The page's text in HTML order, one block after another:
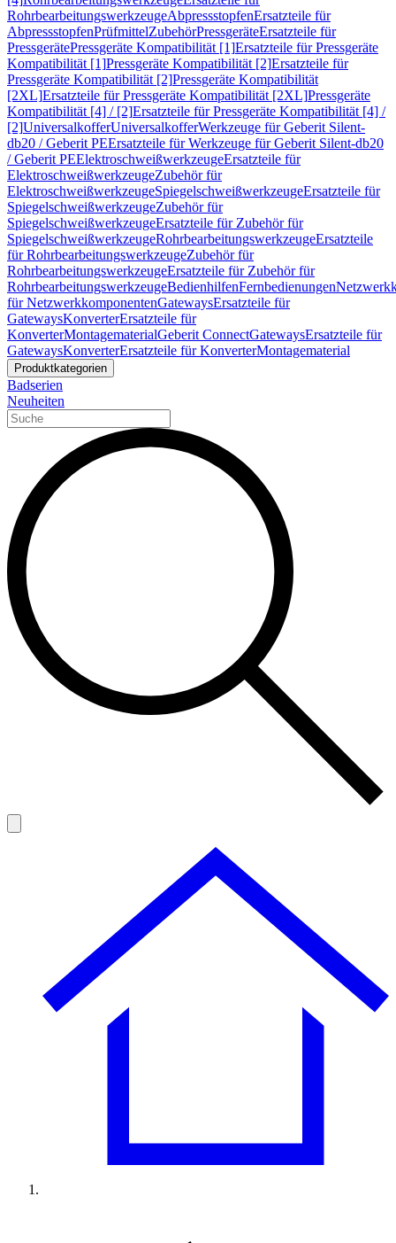
RohrbearbeitungswerkzeugeAbpressstopfenErsatzteile für
AbpressstopfenPrüfmittelZubehörPressgeräteErsatzteile für
PressgerätePressgeräte Kompatibilität [1]Ersatzteile für Pressgeräte
Kompatibilität [1]Pressgeräte Kompatibilität [2]Ersatzteile für
Pressgeräte Kompatibilität [2]Pressgeräte Kompatibilität
[2XL]Ersatzteile für Pressgeräte Kompatibilität [2XL]Pressgeräte
Kompatibilität [4] / [2]Ersatzteile für Pressgeräte Kompatibilität [4] /
[2]UniversalkofferUniversalkofferWerkzeuge für Geberit Silent-
db20 / Geberit PEErsatzteile für Werkzeuge für Geberit Silent-db20
/ Geberit PEElektroschweißwerkzeugeErsatzteile für
ElektroschweißwerkzeugeZubehör für
ElektroschweißwerkzeugeSpiegelschweißwerkzeugeErsatzteile für
SpiegelschweißwerkzeugeZubehör für
SpiegelschweißwerkzeugeErsatzteile für Zubehör für
SpiegelschweißwerkzeugeRohrbearbeitungswerkzeugeErsatzteile
für RohrbearbeitungswerkzeugeZubehör für
RohrbearbeitungswerkzeugeErsatzteile für Zubehör für
RohrbearbeitungswerkzeugeBedienhilfenFernbedienungen
für NetzwerkkomponentenGatewaysErsatzteile für
GatewaysKonverterErsatzteile für
KonverterMontagematerialGeberit ConnectGatewaysErsatzteile für
GatewaysKonverterErsatzteile für KonverterMontagematerial
Produktkategorien
Badserien
Neuheiten